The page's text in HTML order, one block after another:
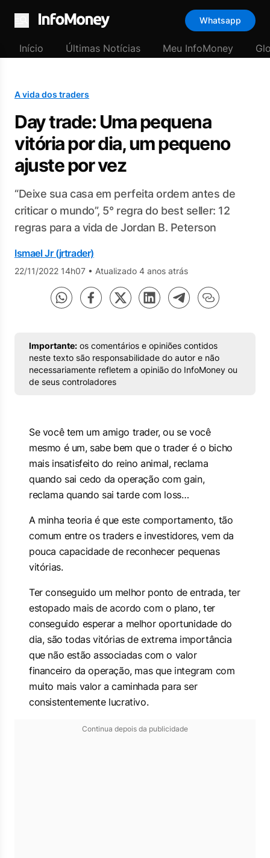
Menu
Whatsapp
Início Últimas Notícias Meu InfoMoney
A vida dos traders
Day trade: Uma pequena
vitória por dia, um pequeno
ajuste por vez
“Deixe sua casa em perfeita ordem antes de
criticar o mundo”, 5° regra do best seller: 12
regras para a vida de Jordan B. Peterson
Ismael Jr (jrtrader)
22/11/2022 14h07 • Atualizado 4 anos atrás
Importante: os comentários e opiniões contidos
neste texto são responsabilidade do autor e não
necessariamente refletem a opinião do InfoMoney ou
de seus controladores
Se você tem um amigo trader, ou se você
mesmo é um, sabe bem que o trader é o bicho
mais insatisfeito do reino animal, reclama
quando sai cedo da operação com gain,
reclama quando sai tarde com loss…
A minha teoria é que este comportamento, tão
comum entre os traders e investidores, vem da
pouca capacidade de reconhecer pequenas
vitórias.
Ter conseguido um melhor ponto de entrada, ter
estopado mais de acordo com o plano, ter
conseguido esperar a melhor oportunidade do
dia, são todas vitórias de extrema importância
que não estão associadas com o valor
financeiro da operação, mas que integram com
muito mais valor a caminhada para ser
consistentemente lucrativo.
Continua depois da publicidade